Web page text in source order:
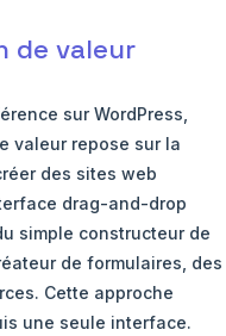
de valeur
sur WordPress,
valeur repose sur la
des sites web
drag-and-drop
simple constructeur de
de formulaires, des
Cette approche
une seule interface.